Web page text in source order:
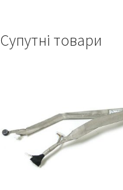
Супутні товари